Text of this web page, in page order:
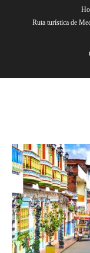
Ruta turística de